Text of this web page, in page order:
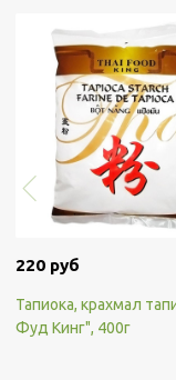
220 руб
Тапиока, крахмал
Фуд Кинг", 400г